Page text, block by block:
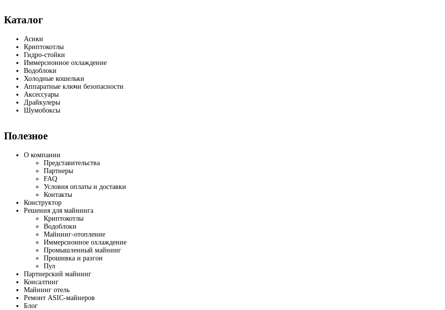
Каталог
Асики
Криптокотлы
Гидро-стойки
Иммерсионное охлаждение
Водоблоки
Холодные кошельки
Аппаратные ключи безопасности
Аксессуары
Драйкулеры
Шумобоксы
Полезное
О компании
Представительства
Партнеры
FAQ
Условия оплаты и доставки
Контакты
Конструктор
Решения для майнинга
Криптокотлы
Водоблоки
Майнинг-отопление
Иммерсионное охлаждение
Промышленный майнинг
Прошивка и разгон
Пул
Партнерский майнинг
Консалтинг
Майнинг отель
Ремонт ASIC-майнеров
Блог